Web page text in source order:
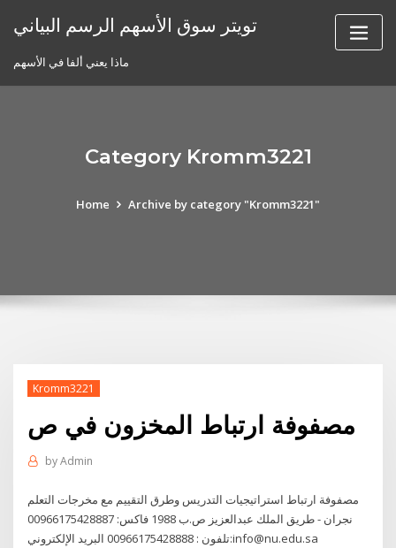
تويتر سوق الأسهم الرسم البياني
ماذا يعني ألفا في الأسهم
Category Kromm3221
Home Archive by category "Kromm3221"
Kromm3221
مصفوفة ارتباط المخزون في ص
byAdmin
مصفوفة ارتباط استراتيجيات التدريس وطرق التقييم مع مخرجات التعلم
نجران - طريق الملك عبدالعزيز ص.ب 1988 فاكس: 00966175428887
تلفون : 00966175428888 البريد الإلكتروني:info@nu.edu.sa